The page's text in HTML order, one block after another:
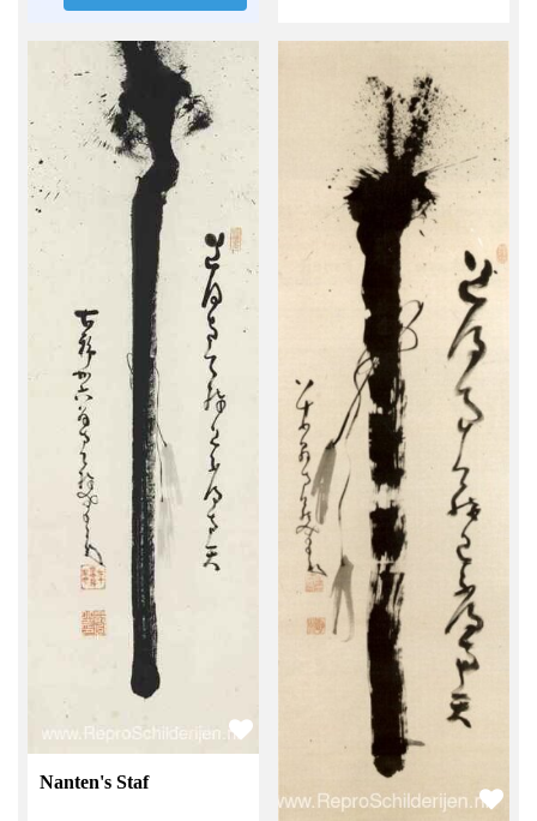
Nanten's Staf